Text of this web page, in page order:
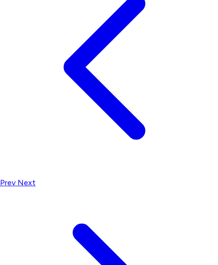
Prev Next